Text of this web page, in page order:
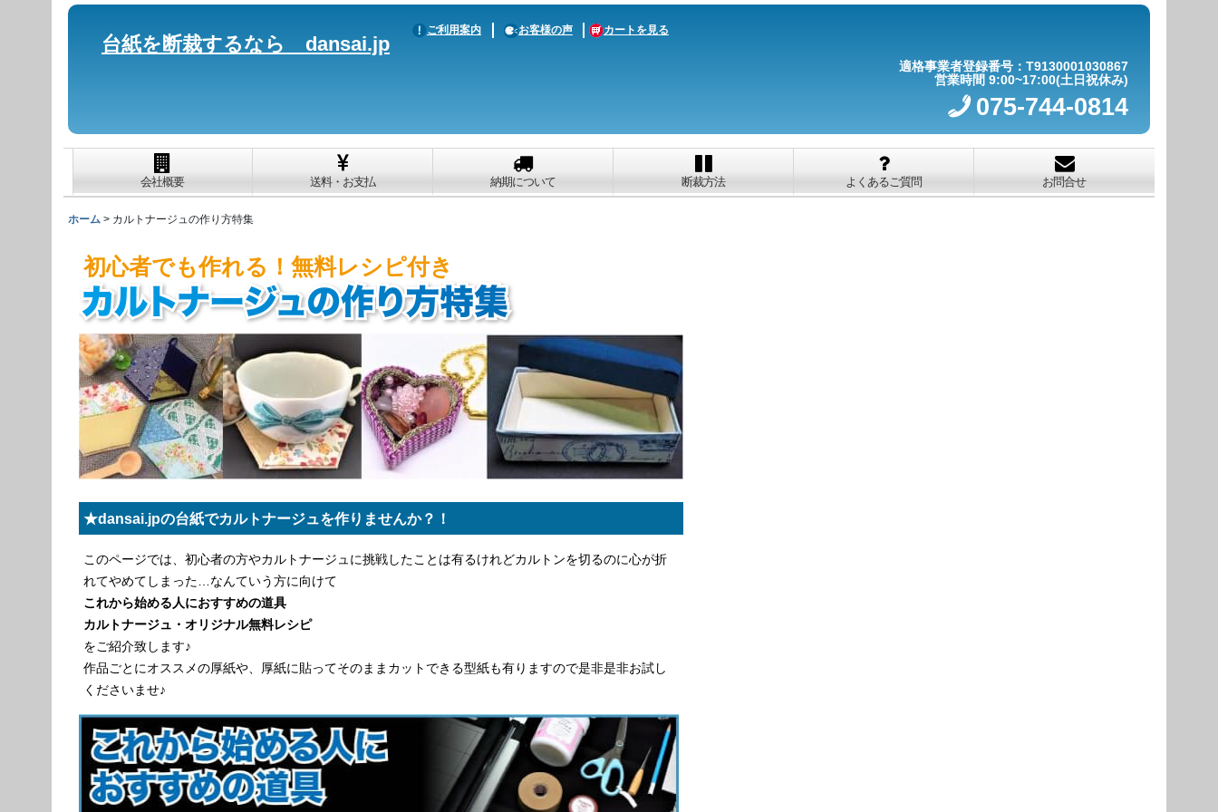
台紙を断裁するなら dansai.jp
ご利用案内 お客様の声 カートを見る
適格事業者登録番号：T9130001030867
営業時間 9:00~17:00(土日祝休み)
075-744-0814
会社概要 送料・お支払 納期について 断裁方法 よくあるご質問 お問合せ
ホーム > カルトナージュの作り方特集
初心者でも作れる！無料レシピ付き
★dansai.jpの台紙でカルトナージュを作りませんか？！
このページでは、初心者の方やカルトナージュに挑戦したことは有るけれどカルトンを切るのに心が折
れてやめてしまった…なんていう方に向けて
これから始める人におすすめの道具
カルトナージュ・オリジナル無料レシピ
をご紹介致します♪
作品ごとにオススメの厚紙や、厚紙に貼ってそのままカットできる型紙も有りますので是非是非お試し
くださいませ♪